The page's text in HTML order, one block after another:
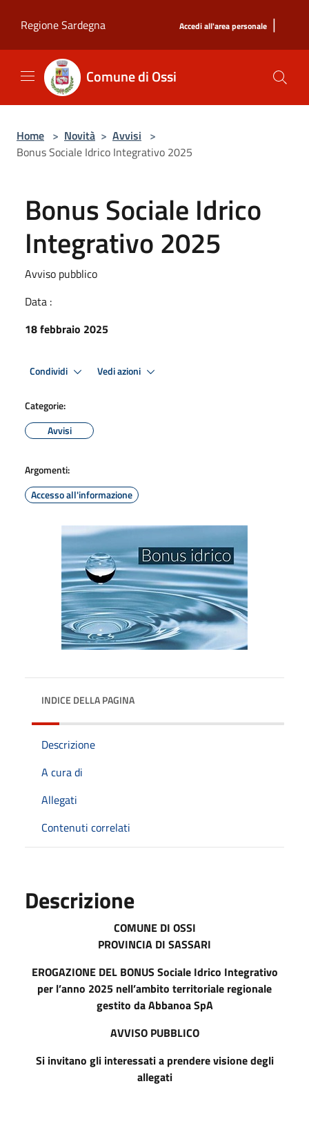
Regione Sardegna
Accedi all'area personale |
Comune di Ossi
Home > Novità > Avvisi >
Bonus Sociale Idrico Integrativo 2025
Bonus Sociale Idrico
Integrativo 2025
Avviso pubblico
Data :
18 febbraio 2025
Condividi Vedi azioni
Categorie:
Avvisi
Argomenti:
Accesso all'informazione
INDICE DELLA PAGINA
Descrizione
A cura di
Allegati
Contenuti correlati
Descrizione
COMUNE DI OSSI
PROVINCIA DI SASSARI
EROGAZIONE DEL BONUS Sociale Idrico Integrativo
per l’anno 2025 nell’ambito territoriale regionale
gestito da Abbanoa SpA
AVVISO PUBBLICO
Si invitano gli interessati a prendere visione degli
allegati